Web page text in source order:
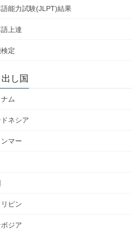
語能力試験(JLPT)結果
上達
定
し国
ム
ネシア
ンマー
ピン
ジア